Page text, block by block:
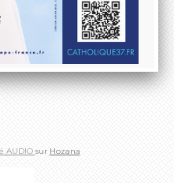
AUDIO sur Hozana